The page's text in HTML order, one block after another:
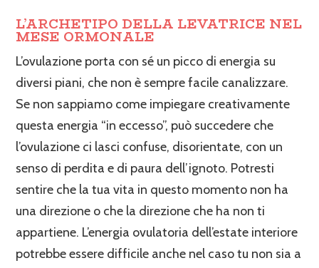
L’ARCHETIPO DELLA LEVATRICE NEL
MESE ORMONALE
L’ovulazione porta con sé un picco di energia su
diversi piani, che non è sempre facile canalizzare.
Se non sappiamo come impiegare creativamente
questa energia “in eccesso”, può succedere che
l’ovulazione ci lasci confuse, disorientate, con un
senso di perdita e di paura dell’ignoto. Potresti
sentire che la tua vita in questo momento non ha
una direzione o che la direzione che ha non ti
appartiene. L’energia ovulatoria dell’estate interiore
potrebbe essere difficile anche nel caso tu non sia a